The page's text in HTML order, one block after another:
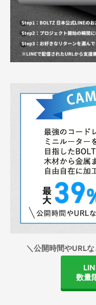
＼公開時間やURL
数量